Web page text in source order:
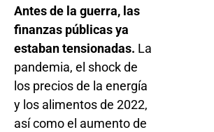
Antes de la guerra, las
finanzas públicas ya
estaban tensionadas. La
pandemia, el shock de
los precios de la energía
y los alimentos de 2022,
así como el aumento de